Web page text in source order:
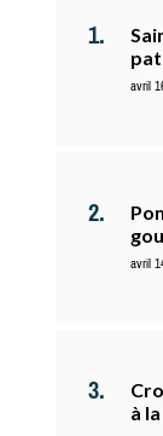
avril
avril
à